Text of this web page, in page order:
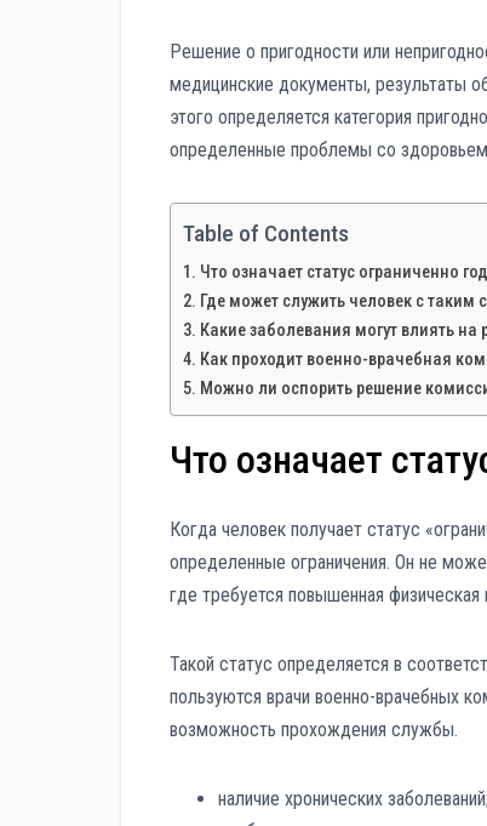
Решение о пригодности или
медицинские документы, результаты
этого определяется категория
определенные проблемы со
Table of Contents
Что означает статус ограниченно
Где может служить человек с таким
Какие заболевания могут влиять на
Как проходит военно-врачебная
Можно ли оспорить решение
Что означает
Когда человек получает статус
определенные ограничения. Он не
где требуется повышенная
Такой статус определяется в
пользуются врачи военно-врачебных
возможность прохождения службы.
наличие хронических заболеваний;